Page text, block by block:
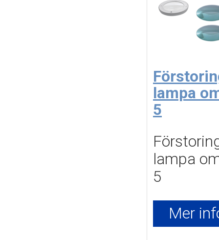
lampa
5
lampa
5
Mer